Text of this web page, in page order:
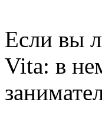
Если вы
Vita: в